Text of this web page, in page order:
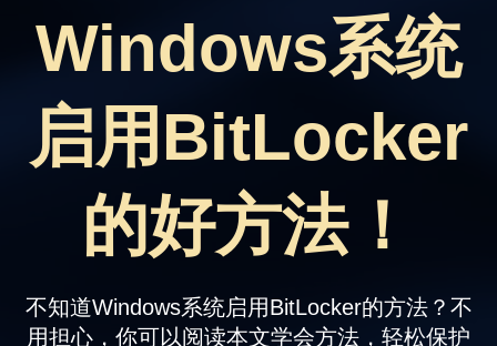
数据恢复
数据备份
下载中心
Windows系统
启用BitLocker
的好方法！
不知道Windows系统启用BitLocker的方法？不
用担心，你可以阅读本文学会方法，轻松保护